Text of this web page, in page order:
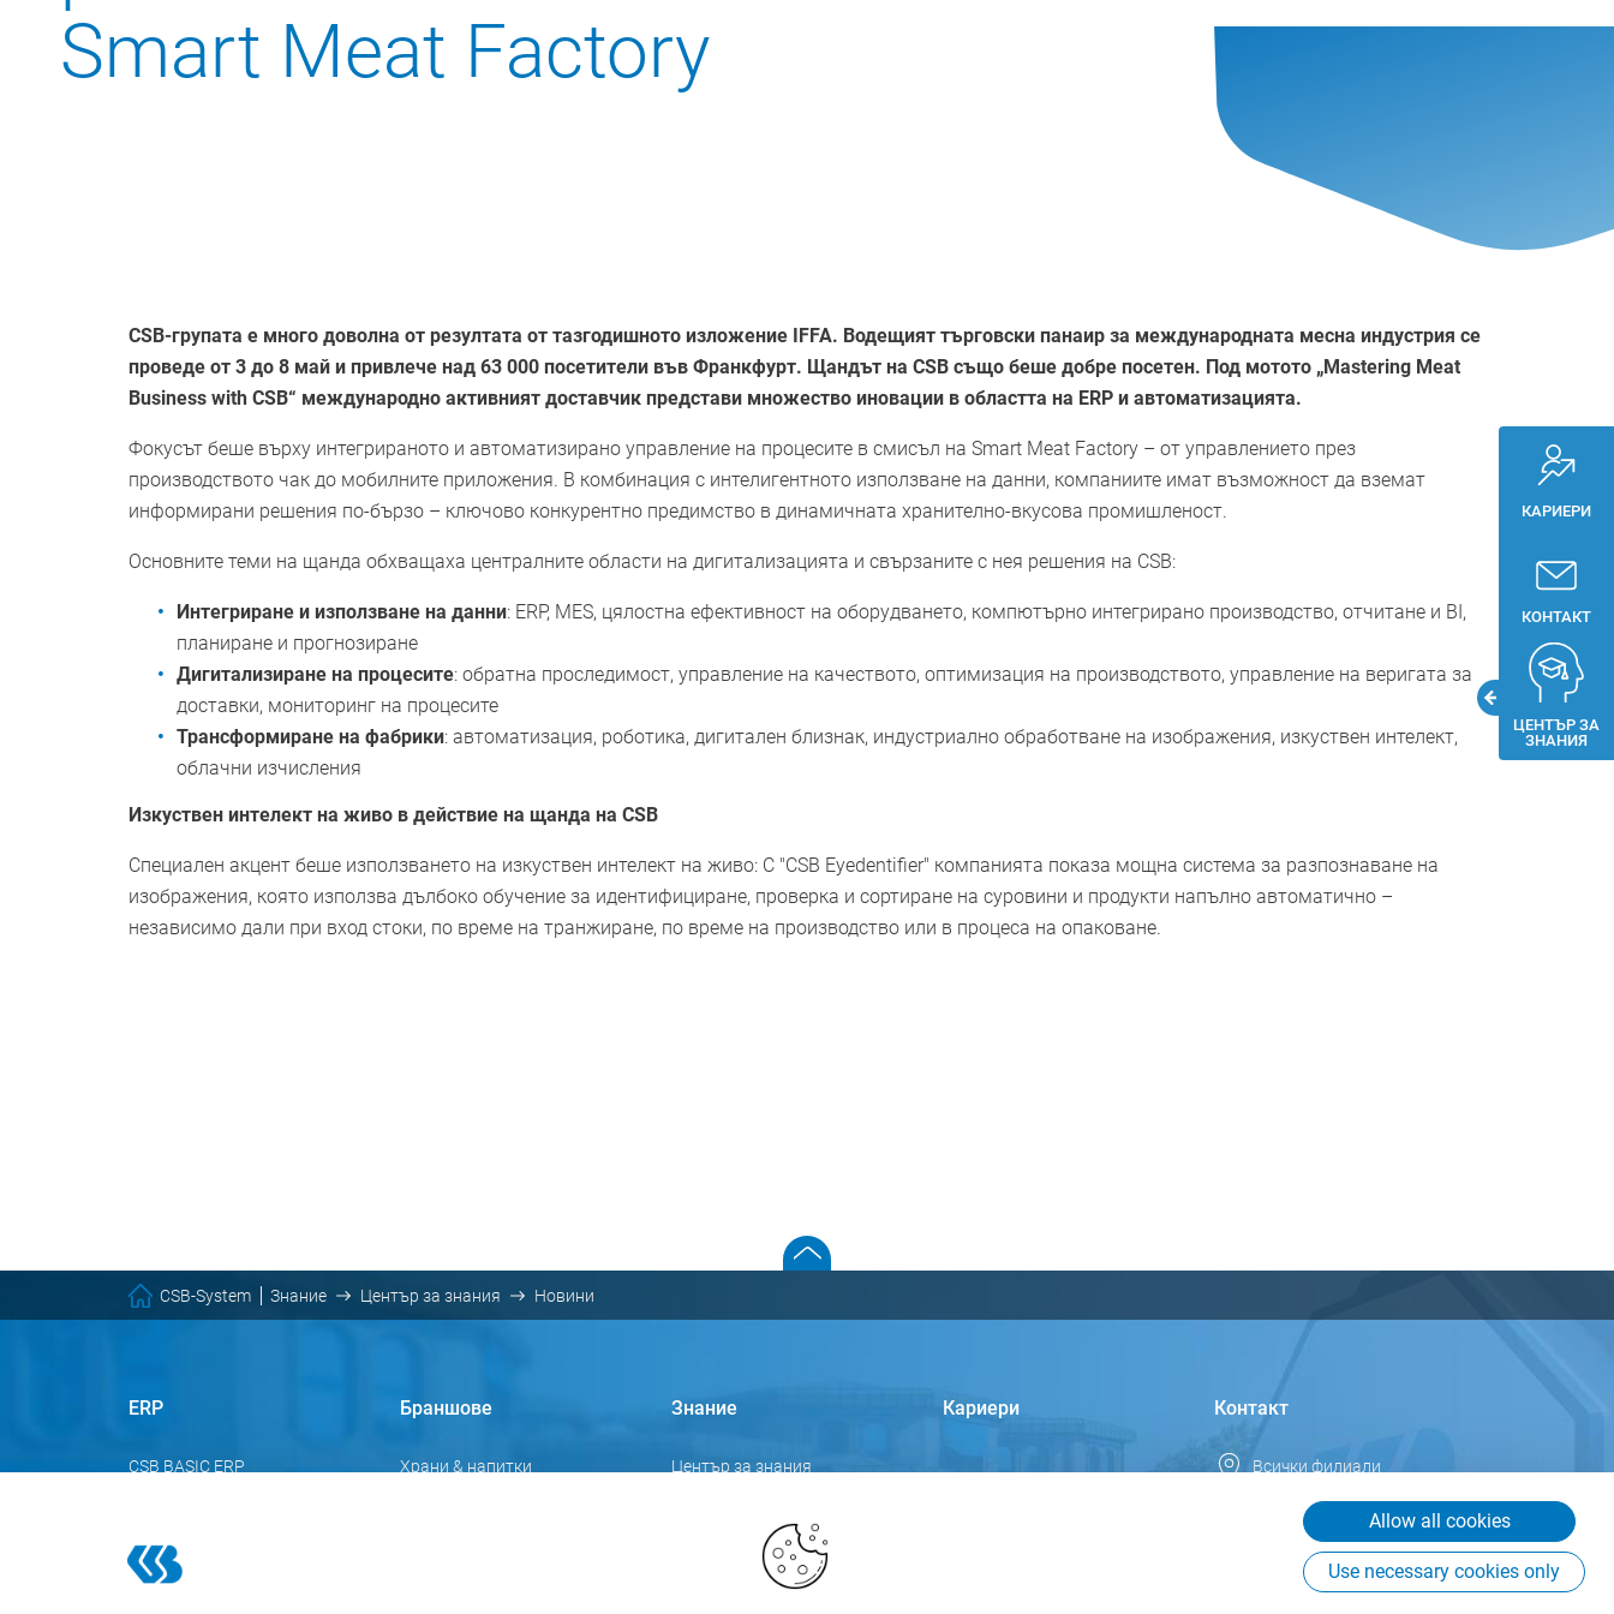
Allow all cookies
Use necessary cookies only
КАРИЕРИ
КОНТАКТ
ЦЕНТЪР ЗА
ЗНАНИЯ
Smart Meat Factory
CSB-групата е много доволна от резултата от тазгодишното изложение IFFA. Водещият търговски панаир за международната месна индустрия се
проведе от 3 до 8 май и привлече над 63 000 посетители във Франкфурт. Щандът на CSB също беше добре посетен. Под мотото „Mastering Meat
Business with CSB“ международно активният доставчик представи множество иновации в областта на ERP и автоматизацията.
Фокусът беше върху интегрираното и автоматизирано управление на процесите в смисъл на Smart Meat Factory – от управлението през
производството чак до мобилните приложения. В комбинация с интелигентното използване на данни, компаниите имат възможност да вземат
информирани решения по-бързо – ключово конкурентно предимство в динамичната хранително-вкусова промишленост.
Основните теми на щанда обхващаха централните области на дигитализацията и свързаните с нея решения на CSB:
Интегриране и използване на данни: ERP, MES, цялостна ефективност на оборудването, компютърно интегрирано производство, отчитане и BI,
планиране и прогнозиране
Дигитализиране на процесите: обратна проследимост, управление на качеството, оптимизация на производството, управление на веригата за
доставки, мониторинг на процесите
Трансформиране на фабрики: автоматизация, роботика, дигитален близнак, индустриално обработване на изображения, изкуствен интелект,
облачни изчисления
Изкуствен интелект на живо в действие на щанда на CSB
Специален акцент беше използването на изкуствен интелект на живо: С "CSB Eyedentifier" компанията показа мощна система за разпознаване на
изображения, която използва дълбоко обучение за идентифициране, проверка и сортиране на суровини и продукти напълно автоматично –
независимо дали при вход стоки, по време на транжиране, по време на производство или в процеса на опаковане.
CSB-System Знание Център за знания Новини
ERP
CSB BASIC ERP
CSB INDUSTRY ERP
Браншове
Храни & напитки
Знание
Център за знания
Кариери Контакт
Всички филиали
info.bg@csb.com
+359 884458481